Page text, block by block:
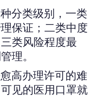
分类级别，一类
保证；二类中度
类风险程度最
理。
高办理许可的难
见的医用口罩就